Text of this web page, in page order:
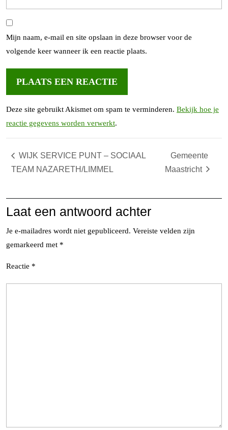
Mijn naam, e-mail en site opslaan in deze browser voor de
volgende keer wanneer ik een reactie plaats.
Deze site gebruikt Akismet om spam te verminderen. Bekijk hoe je
reactie gegevens worden verwerkt.
WIJK SERVICE PUNT – SOCIAAL
TEAM NAZARETH/LIMMEL
Gemeente
Maastricht
Laat een antwoord achter
Je e-mailadres wordt niet gepubliceerd. Vereiste velden zijn
gemarkeerd met *
Reactie *